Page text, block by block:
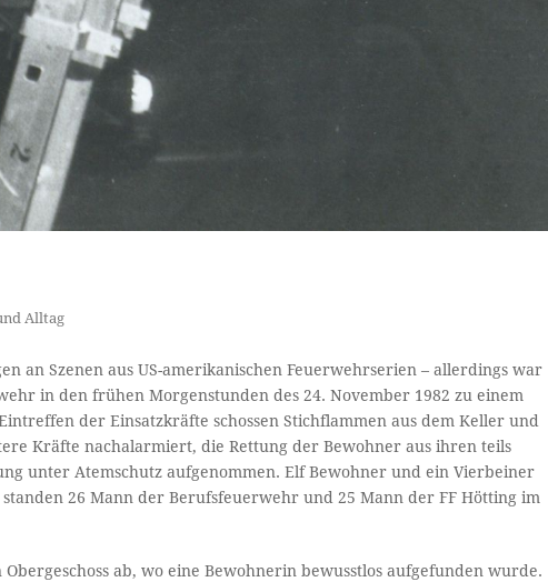
Alltag
an Szenen aus US-amerikanischen Feuerwehrserien – allerdings war
in den frühen Morgenstunden des 24. November 1982 zu einem
der Einsatzkräfte schossen Stichflammen aus dem Keller und
Kräfte nachalarmiert, die Rettung der Bewohner aus ihren teils
unter Atemschutz aufgenommen. Elf Bewohner und ein Vierbeiner
26 Mann der Berufsfeuerwehr und 25 Mann der FF Hötting im
ab, wo eine Bewohnerin bewusstlos aufgefunden wurde.